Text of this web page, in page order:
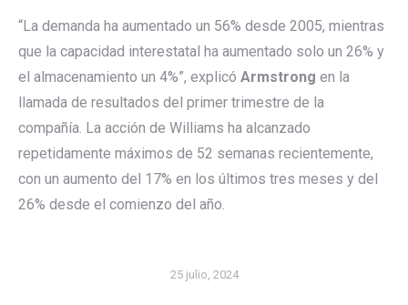
“La demanda ha aumentado un 56% desde 2005, mientras
que la capacidad interestatal ha aumentado solo un 26% y
el almacenamiento un 4%”, explicó Armstrong en la
llamada de resultados del primer trimestre de la
compañía. La acción de Williams ha alcanzado
repetidamente máximos de 52 semanas recientemente,
con un aumento del 17% en los últimos tres meses y del
26% desde el comienzo del año.
25 julio, 2024